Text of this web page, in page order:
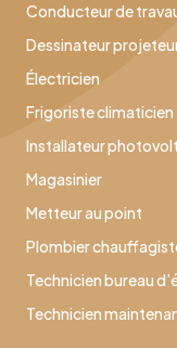
Conducteur de
Dessinateur
Électricien
Frigoriste climaticien
Installateur
Magasinier
Metteur au point
Plombier
Technicien bureau
Technicien